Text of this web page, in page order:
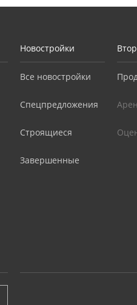
Новостройки
Все новостройки
Спецпредложения
Строящиеся
Завершенные